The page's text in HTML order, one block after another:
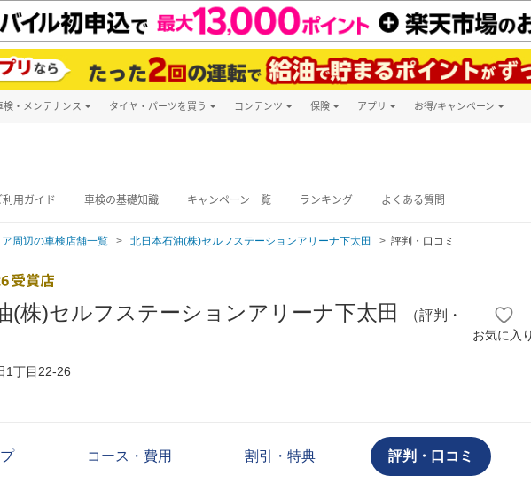
検・メンテナンス タイヤ・パーツを買う コンテンツ 保険 アプリ お得/キャンペーン
利用ガイド 車検の基礎知識 キャンペーン一覧 ランキング よくある質問
周辺の車検店舗一覧 北日本石油(株)セルフステーションアリーナ下太田 評判・口コミ
(株)セルフステーションアリーナ下太田
（評判・
お気に入
1丁目22-26
コース・費用 割引・特典 評判・口コミ